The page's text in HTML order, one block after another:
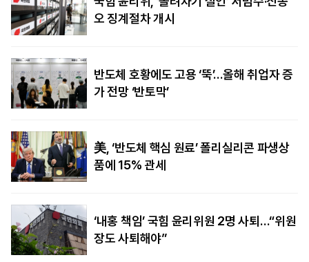
오 징계절차 개시
반도체 호황에도 고용 ‘뚝’…올해 취업자 증
가 전망 ‘반토막’
美, ‘반도체 핵심 원료’ 폴리실리콘 파생상
품에 15% 관세
‘내홍 책임’ 국힘 윤리위원 2명 사퇴…“위원
장도 사퇴해야”